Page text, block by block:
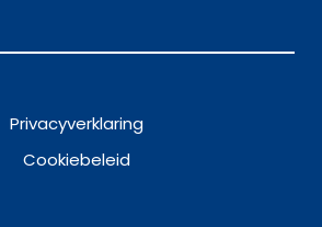
Privacyverklaring
Cookiebeleid